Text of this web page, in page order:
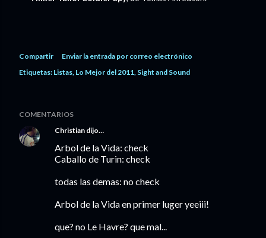
Compartir
Enviar la entrada por correo electrónico
Etiquetas: Listas Lo Mejor del 2011 Sight and Sound
COMENTARIOS
Christian dijo…
Arbol de la Vida: check
Caballo de Turin: check
todas las demas: no check
Arbol de la Vida en primer luger yeeiii!
que? no Le Havre? que mal...